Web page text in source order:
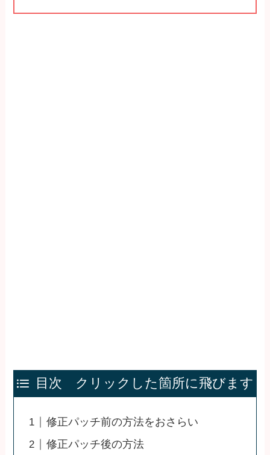
目次 クリックした箇所に飛びます
修正パッチ前の方法をおさらい
修正パッチ後の方法